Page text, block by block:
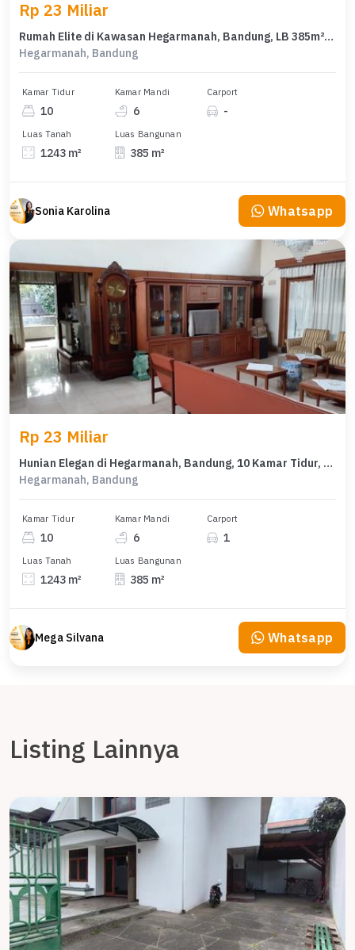
Rp 23 Miliar
Rumah Elite di Kawasan Hegarmanah, Bandung, LB 385m², Harga 23 Miliar
Hegarmanah, Bandung
Kamar Tidur
10
Kamar Mandi
6
Carport
-
Luas Tanah
1243 m²
Luas Bangunan
385 m²
Sonia Karolina Whatsapp
Rp 23 Miliar
Hunian Elegan di Hegarmanah, Bandung, 10 Kamar Tidur, LT 1243m²
Hegarmanah, Bandung
Kamar Tidur
10
Kamar Mandi
6
Carport
1
Luas Tanah
1243 m²
Luas Bangunan
385 m²
Mega Silvana Whatsapp
Listing Lainnya